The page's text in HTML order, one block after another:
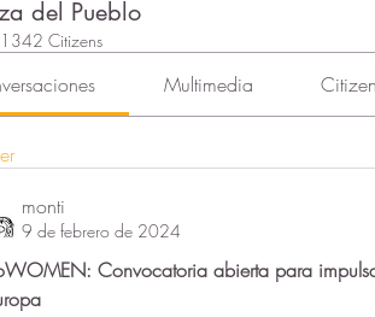
del Pueblo
1342 Citizens
Multimedia
monti
9 de febrero de 2024
Convocatoria abierta para